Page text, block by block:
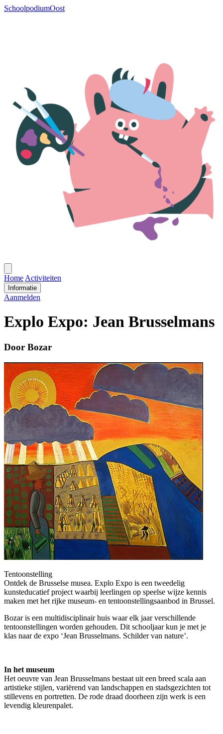
SchoolpodiumOost
menu
Home Activiteiten
Informatie
Aanmelden
Explo Expo: Jean Brusselmans
Door Bozar
Tentoonstelling
Ontdek de Brusselse musea. Explo Expo is een tweedelig
kunsteducatief project waarbij leerlingen op speelse wijze kennis
maken met het rijke museum- en tentoonstellingsaanbod in Brussel.
Bozar is een multidisciplinair huis waar elk jaar verschillende
tentoonstellingen worden gehouden. Dit schooljaar kun je met je
klas naar de expo ‘Jean Brusselmans. Schilder van nature’.
In het museum
Het oeuvre van Jean Brusselmans bestaat uit een breed scala aan
artistieke stijlen, variërend van landschappen en stadsgezichten tot
stillevens en portretten. De rode draad doorheen zijn werk is een
levendig kleurenpalet.